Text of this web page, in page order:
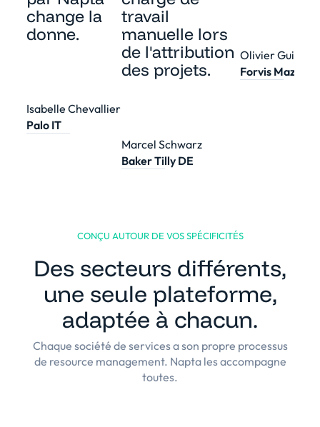
change la
donne.
Isabelle Chevallier
Palo IT
travail
manuelle lors
de l'attribution
des projets.
Marcel Schwarz
Baker Tilly DE
Olivier Guilbert
Forvis Mazars
CONÇU AUTOUR DE VOS SPÉCIFICITÉS
Des secteurs différents,
une seule plateforme,
adaptée à chacun.
Chaque société de services a son propre processus
de resource management. Napta les accompagne
toutes.